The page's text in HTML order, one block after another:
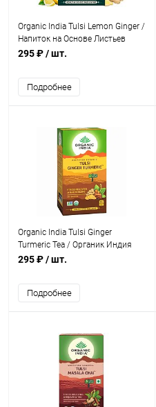
Organic India Tulsi Lemon Ginger /
Напиток на Основе Листьев
Священным Базиликом с
пакетики
295 ₽/ шт.
Подробнее
Organic India Tulsi Ginger
Turmeric Tea / Органик Индия
Чай Тулси, Имбирь, Куркума 25
295 ₽/ шт.
Подробнее